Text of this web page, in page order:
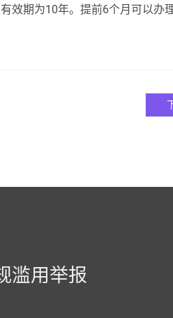
效期为10年。提前6个月可以办理
滥用举报